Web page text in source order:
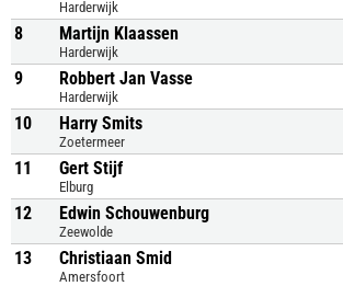
Harderwijk
8 Martijn Klaassen
Harderwijk
9 Robbert Jan Vasse
Harderwijk
10 Harry Smits
Zoetermeer
11 Gert Stijf
Elburg
12 Edwin Schouwenburg
Zeewolde
13 Christiaan Smid
Amersfoort